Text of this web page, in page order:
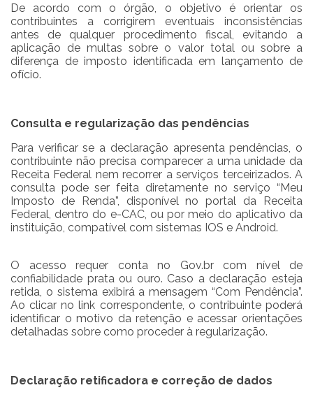
De acordo com o órgão, o objetivo é orientar os
contribuintes a corrigirem eventuais inconsistências
antes de qualquer procedimento fiscal, evitando a
aplicação de multas sobre o valor total ou sobre a
diferença de imposto identificada em lançamento de
ofício.
Consulta e regularização das pendências
Para verificar se a declaração apresenta pendências, o
contribuinte não precisa comparecer a uma unidade da
Receita Federal nem recorrer a serviços terceirizados. A
consulta pode ser feita diretamente no serviço “Meu
Imposto de Renda”, disponível no portal da Receita
Federal, dentro do e-CAC, ou por meio do aplicativo da
instituição, compatível com sistemas IOS e Android.
O acesso requer conta no Gov.br com nível de
confiabilidade prata ou ouro. Caso a declaração esteja
retida, o sistema exibirá a mensagem “Com Pendência”.
Ao clicar no link correspondente, o contribuinte poderá
identificar o motivo da retenção e acessar orientações
detalhadas sobre como proceder à regularização.
Declaração retificadora e correção de dados